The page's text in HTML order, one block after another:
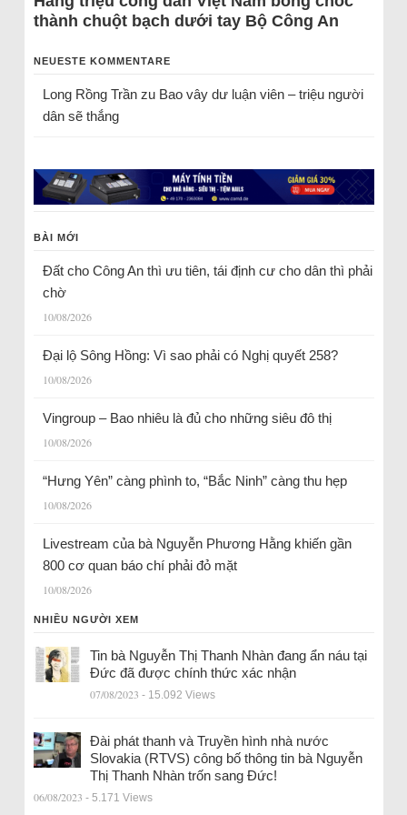
thành chuột bạch dưới tay Bộ Công An
NEUESTE KOMMENTARE
Long Rồng Trầnzu Bao vây dư luận viên – triệu người
dân sẽ thắng
BÀI MỚI
Đất cho Công An thì ưu tiên, tái định cư cho dân thì phải
chờ
10/08/2026
Đại lộ Sông Hồng: Vì sao phải có Nghị quyết 258?
10/08/2026
Vingroup – Bao nhiêu là đủ cho những siêu đô thị
10/08/2026
“Hưng Yên” càng phình to, “Bắc Ninh” càng thu hẹp
10/08/2026
Livestream của bà Nguyễn Phương Hằng khiến gần
800 cơ quan báo chí phải đỏ mặt
10/08/2026
NHIỀU NGƯỜI XEM
Tin bà Nguyễn Thị Thanh Nhàn đang ẩn náu tại
Đức đã được chính thức xác nhận
07/08/2023 - 15.092 Views
Đài phát thanh và Truyền hình nhà nước
Slovakia (RTVS) công bố thông tin bà Nguyễn
Thị Thanh Nhàn trốn sang Đức!
06/08/2023 - 5.171 Views